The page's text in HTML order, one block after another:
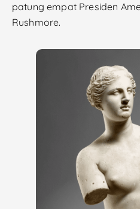
patung empat Presiden
Rushmore.